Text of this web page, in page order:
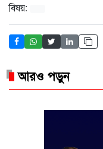
বিষয়:
আরও পড়ুন